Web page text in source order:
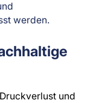
werden.
und